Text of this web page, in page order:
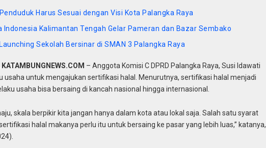
Harus Sesuai dengan Visi Kota Palangka Raya
Indonesia Kalimantan Tengah Gelar Pameran dan Bazar Sembako
Sekolah Bersinar di SMAN 3 Palangka Raya
KATAMBUNGNEWS.COM – Anggota Komisi C DPRD Palangka Raya, Susi Idawati
usaha untuk mengajukan sertifikasi halal. Menurutnya, sertifikasi halal menjadi
usaha bisa bersaing di kancah nasional hingga internasional.
skala berpikir kita jangan hanya dalam kota atau lokal saja. Salah satu syarat
halal makanya perlu itu untuk bersaing ke pasar yang lebih luas,” katanya,